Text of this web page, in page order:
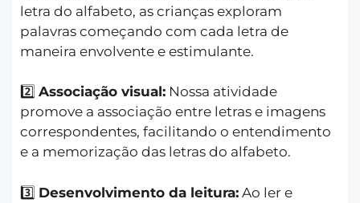
letra do alfabeto, as crianças exploram
palavras começando com cada letra de
maneira envolvente e estimulante.
2️⃣ Associação visual: Nossa atividade
promove a associação entre letras e imagens
correspondentes, facilitando o entendimento
e a memorização das letras do alfabeto.
3️⃣ Desenvolvimento da leitura: Ao ler e